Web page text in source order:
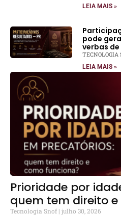
LEIA MAIS »
pode
verbas
TECNOLOGIA
LEIA MAIS »
Prioridade por
quem tem direito
Tecnologia Snof julho 30, 2026